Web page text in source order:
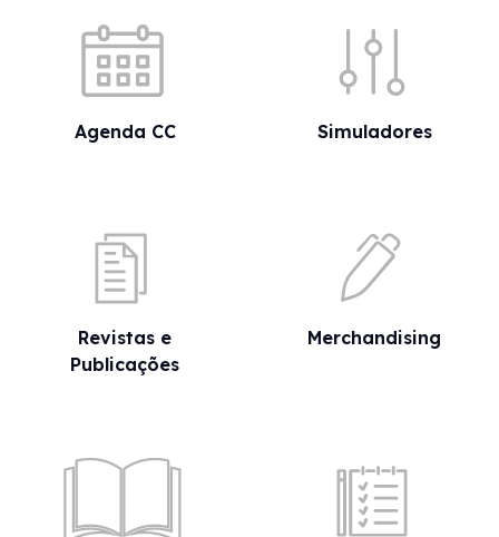
Agenda CC Simuladores
Revistas e
Publicações
Merchandising